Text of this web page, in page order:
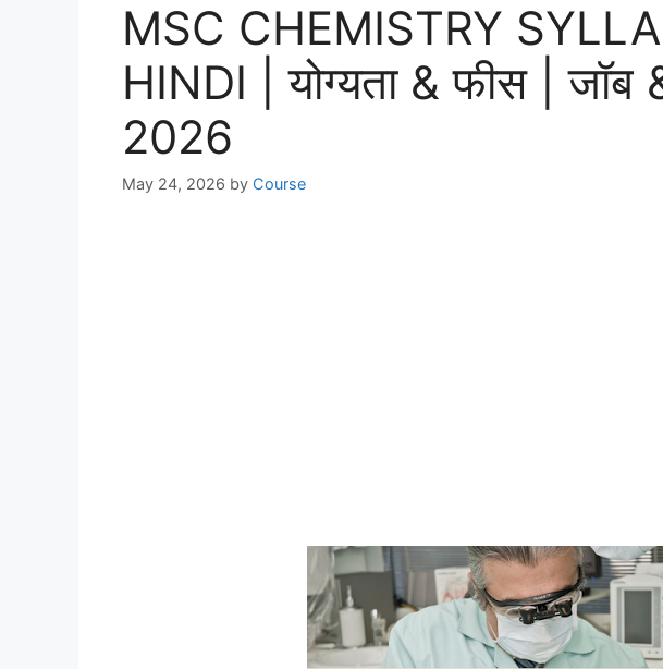
MSC CHEMISTRY
HINDI | योग्यता & फीस | जॉब
2026
May 24, 2026 by Course